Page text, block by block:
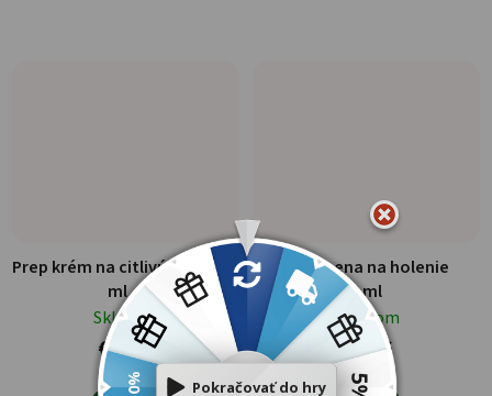
Prep krém na citlivú pleť 75
ml
Skladom
€6,14
Imtesa pena na holenie
300 ml
Skladom
€4,16